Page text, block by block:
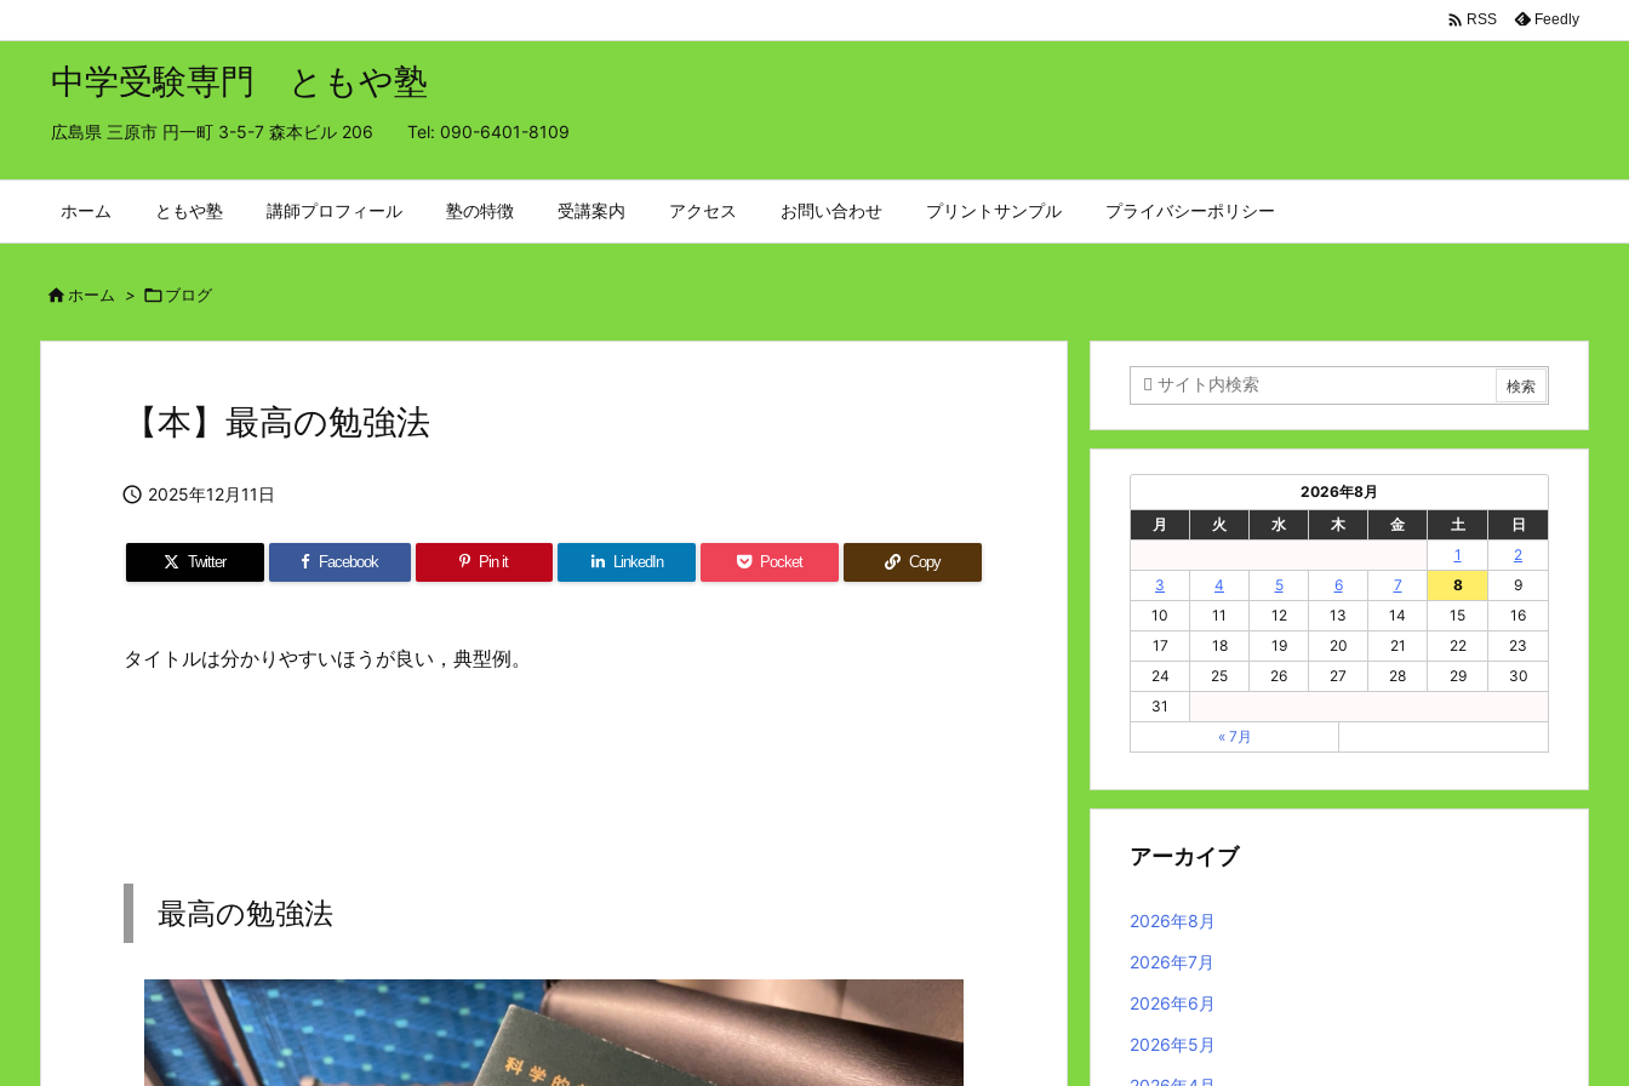
中学受験専門 ともや塾
広島県 三原市 円一町 3-5-7 森本ビル 206 Tel: 090-6401-8109
ホーム ともや塾 講師プロフィール 塾の特徴 受講案内 アクセス お問い合わせ プリントサンプル プライバシーポリシー
 RSS Feedly
 ホーム > ブログ
【本】最高の勉強法
 2025年12月11日
Twitter Facebook Pin it LinkedIn Pocket Copy
タイトルは分かりやすいほうが良い，典型例。
最高の勉強法
2026年8月
月
火 水 木 金 土
日
1
2
3
4 5 6 7 8
9
10
11 12 13 14 15
16
17
18 19 20 21 22
23
24
25 26 27 28 29
30
31
« 7月
アーカイブ
2026年8月
2026年7月
2026年6月
2026年5月